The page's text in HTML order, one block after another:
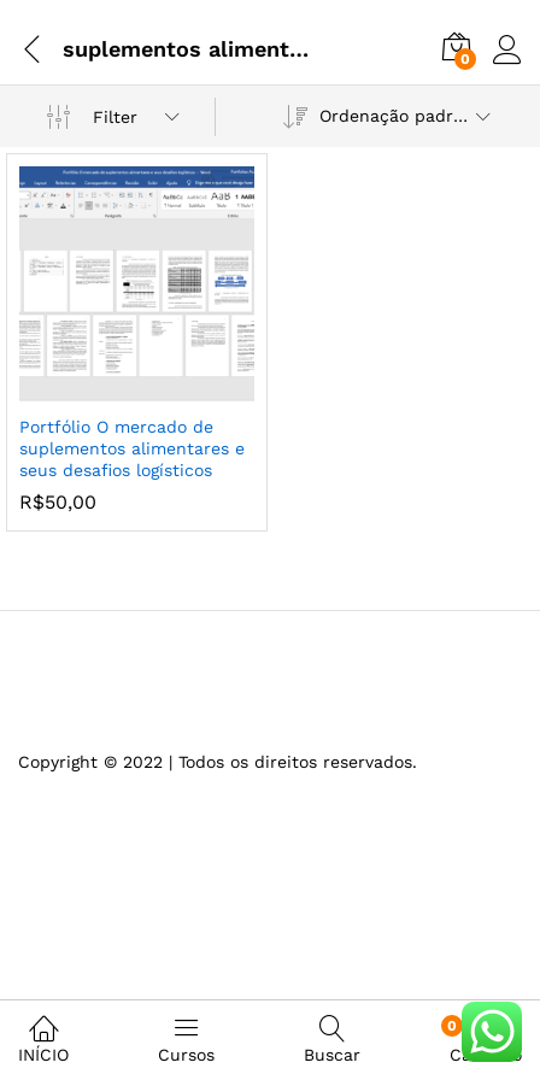
suplementos alimentares 0
Filter Ordenação padrão
Portfólio O mercado de
suplementos alimentares e
seus desafios logísticos
R$50,00
Copyright © 2022 | Todos os direitos reservados.
INÍCIO Cursos Buscar
0
Carrinho